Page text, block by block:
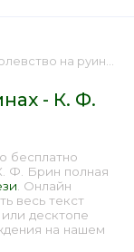
руинах - К. Ф. Брин 📕 - Книга онлайн бесплатно
- К. Ф.
бесплатно
Ф. Брин полная
. Онлайн
весь текст
десктопе
на нашем